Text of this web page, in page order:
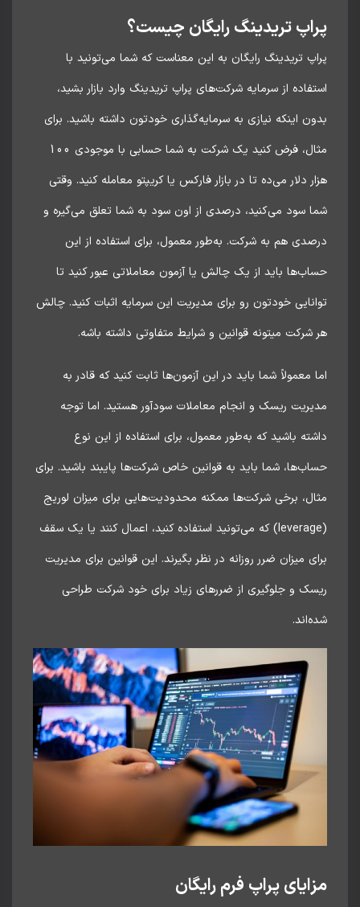
تریدینگ رایگان چیست؟
تریدینگ رایگان به این معناست که شما می‌تونید با
از سرمایه شرکت‌های پراپ تریدینگ وارد بازار بشید،
اینکه نیازی به سرمایه‌گذاری خودتون داشته باشید. برای
مثال، فرض کنید یک شرکت به شما حسابی با موجودی 100
دلار می‌ده تا در بازار فارکس یا کریپتو معامله کنید. وقتی
سود می‌کنید، درصدی از اون سود به شما تعلق می‌گیره و
هم به شرکت. به‌طور معمول، برای استفاده از این
باید از یک چالش یا آزمون معاملاتی عبور کنید تا
خودتون رو برای مدیریت این سرمایه اثبات کنید. چالش
شرکت میتونه قوانین و شرایط متفاوتی داشته باشه.
معمولاً شما باید در این آزمون‌ها ثابت کنید که قادر به
ریسک و انجام معاملات سودآور هستید. اما توجه
باشید که به‌طور معمول، برای استفاده از این نوع
شما باید به قوانین خاص شرکت‌ها پایبند باشید. برای
برخی شرکت‌ها ممکنه محدودیت‌هایی برای میزان لوریج
(leverage) که می‌تونید استفاده کنید، اعمال کنند یا یک سقف
میزان ضرر روزانه در نظر بگیرند. این قوانین برای مدیریت
و جلوگیری از ضررهای زیاد برای خود شرکت طراحی
پراپ فرم رایگان